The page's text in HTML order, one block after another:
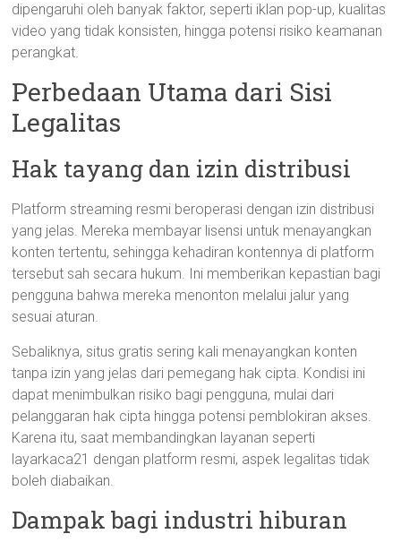
dipengaruhi oleh banyak faktor, seperti iklan pop-up, kualitas
video yang tidak konsisten, hingga potensi risiko keamanan
perangkat.
Perbedaan Utama dari Sisi
Legalitas
Hak tayang dan izin distribusi
Platform streaming resmi beroperasi dengan izin distribusi
yang jelas. Mereka membayar lisensi untuk menayangkan
konten tertentu, sehingga kehadiran kontennya di platform
tersebut sah secara hukum. Ini memberikan kepastian bagi
pengguna bahwa mereka menonton melalui jalur yang
sesuai aturan.
Sebaliknya, situs gratis sering kali menayangkan konten
tanpa izin yang jelas dari pemegang hak cipta. Kondisi ini
dapat menimbulkan risiko bagi pengguna, mulai dari
pelanggaran hak cipta hingga potensi pemblokiran akses.
Karena itu, saat membandingkan layanan seperti
layarkaca21 dengan platform resmi, aspek legalitas tidak
boleh diabaikan.
Dampak bagi industri hiburan